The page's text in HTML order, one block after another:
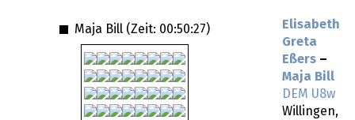
Maja Bill (Zeit: 00:50:27)
Elisabeth
Greta
Eßers –
Maja Bill
DEM U8w
Willingen,